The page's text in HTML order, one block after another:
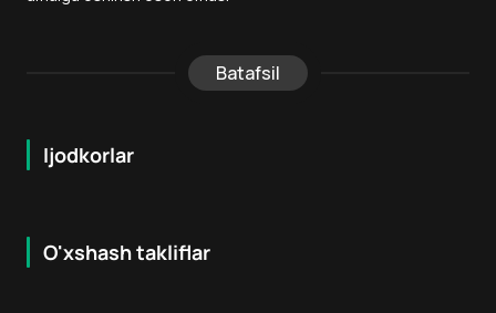
Batafsil
Ijodkorlar
O'xshash takliflar
16 + 7.9